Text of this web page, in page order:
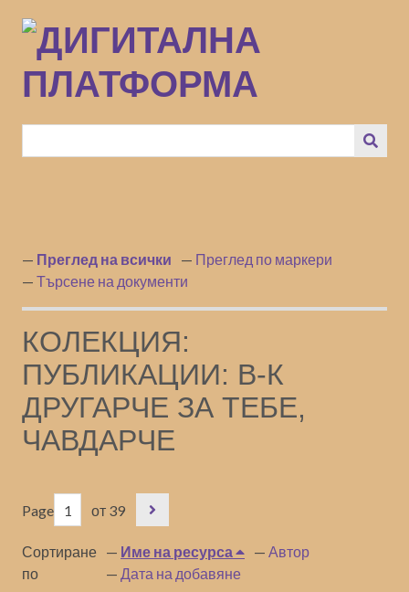
към
основното
съдържание
Преглед на всички
Преглед по маркери
Търсене на документи
КОЛЕКЦИЯ:
ПУБЛИКАЦИИ: В-К
ДРУГАРЧЕ ЗА ТЕБЕ,
ЧАВДАРЧЕ
Page от 39
Сортиране
по
Име на ресурса
Автор
Дата на добавяне